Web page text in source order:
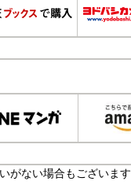
がない場合もございます